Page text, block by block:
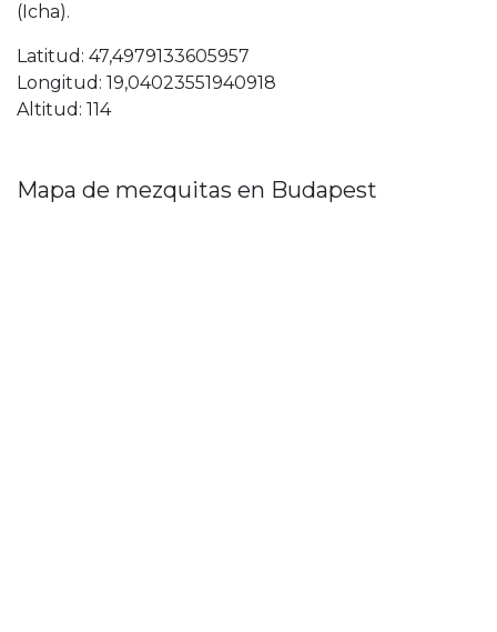
(Icha).
Latitud: 47,4979133605957
Longitud: 19,04023551940918
Altitud: 114
Mapa de mezquitas en Budapest